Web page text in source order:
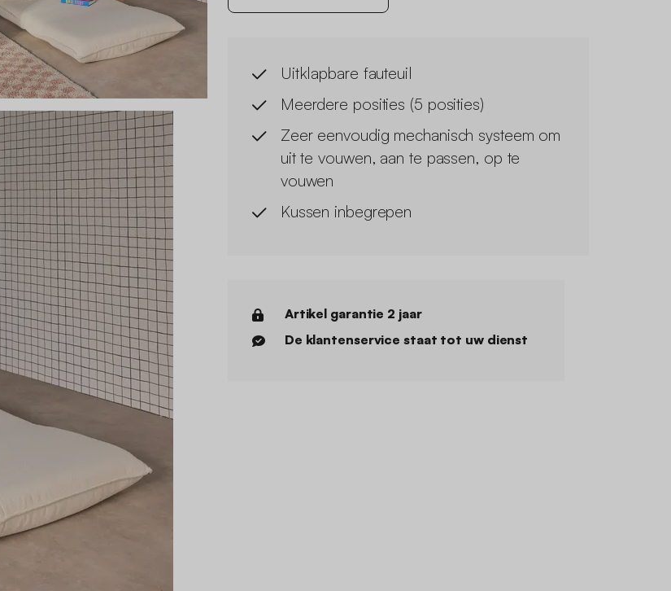
Uitklapbare fauteuil
Meerdere posities (5 posities)
Zeer eenvoudig mechanisch systeem om
uit te vouwen, aan te passen, op te
vouwen
Kussen inbegrepen
Artikel garantie 2 jaar
De klantenservice staat tot uw dienst